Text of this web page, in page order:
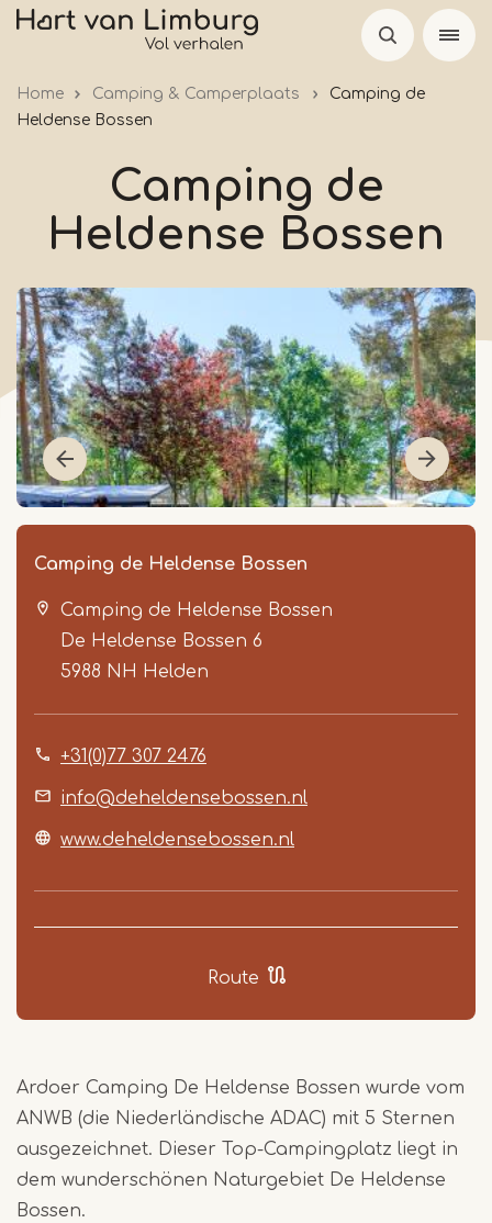
Skip
Home Camping & Camperplaats
Camping de
Heldense Bossen
Camping de
Heldense Bossen
Camping de Heldense Bossen
Camping de Heldense Bossen
De Heldense Bossen 6
5988 NH Helden
+31(0)77 307 2476
info@deheldensebossen.nl
www.deheldensebossen.nl
Route
Item
Ardoer Camping De Heldense Bossen wurde vom
ANWB (die Niederländische ADAC) mit 5 Sternen
ausgezeichnet. Dieser Top-Campingplatz liegt in
dem wunderschönen Naturgebiet De Heldense
Bossen.